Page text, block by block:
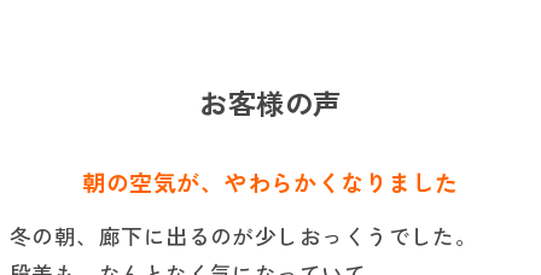
お客様の声
朝の空気が、やわらかくなりました
冬の朝、廊下に出るのが少しおっくうでした。